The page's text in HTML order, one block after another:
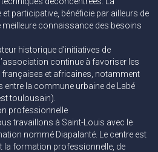
participative, bénéficie par ailleurs de
meilleure connaissance des besoins
historique d’initiatives de
continue à favoriser les
françaises et africaines, notamment
la commune urbaine de Labé
toulousain).
professionnelle
travaillons à Saint-Louis avec le
nommé Diapalanté. Le centre est
la formation professionnelle, de